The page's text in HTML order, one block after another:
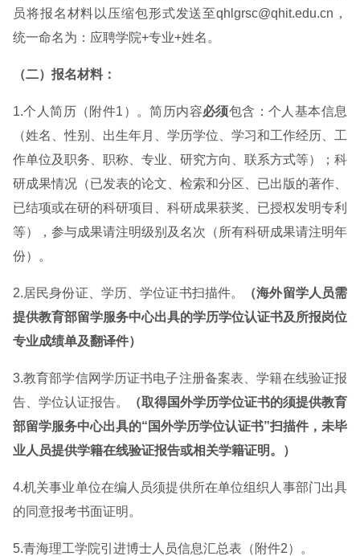
员将报名材料以压缩包形式发送至qhlgrsc@qhit.edu.cn，
统一命名为：应聘学院+专业+姓名。
（二）报名材料：
1.个人简历（附件1）。简历内容必须包含：个人基本信息
（姓名、性别、出生年月、学历学位、学习和工作经历、工
作单位及职务、职称、专业、研究方向、联系方式等）；科
研成果情况（已发表的论文、检索和分区、已出版的著作、
已结项或在研的科研项目、科研成果获奖、已授权发明专利
等），参与成果请注明级别及名次（所有科研成果请注明年
份）。
2.居民身份证、学历、学位证书扫描件。
（海外留学人员需
提供教育部留学服务中心出具的学历学位认证书及所报岗位
专业成绩单及翻译件）
3.教育部学信网学历证书电子注册备案表、学籍在线验证报
告、学位认证报告。
（取得国外学历学位证书的须提供教育
部留学服务中心出具的“国外学历学位认证书”扫描件，未毕
业人员提供学籍在线验证报告或相关学籍证明。）
4.机关事业单位在编人员须提供所在单位组织人事部门出具
的同意报考书面证明。
5.青海理工学院引进博士人员信息汇总表（附件2）。